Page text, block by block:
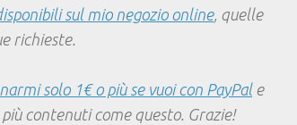
sul mio negozio online, quelle
richieste.
solo 1€ o più se vuoi con PayPale
contenuti come questo. Grazie!